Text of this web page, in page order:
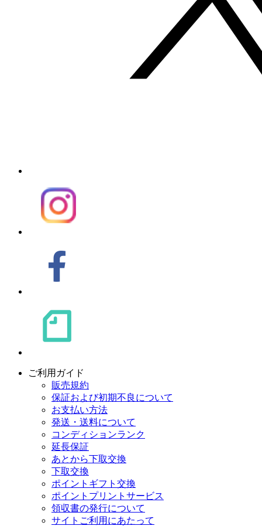
ご利用ガイド
販売規約
保証および初期不良について
お支払い方法
発送・送料について
コンディションランク
延長保証
あとから下取交換
下取交換
ポイントギフト交換
ポイントプリントサービス
領収書の発行について
サイトご利用にあたって